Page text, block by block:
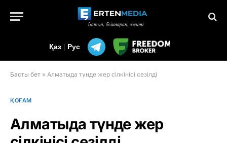
Қаз | Рус
Басты бет » Алматыда түнде жер сілкінісі сезілді
ҚОҒАМ
Алматыда түнде жер